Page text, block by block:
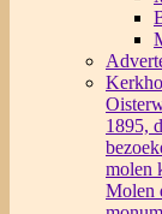
1895,
molen
Molen